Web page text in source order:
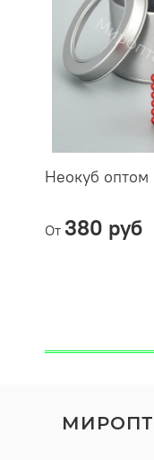
Неокуб оптом
От 380 руб